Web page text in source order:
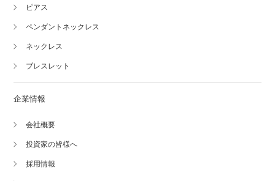
ピアス
ペンダントネックレス
ネックレス
ブレスレット
企業情報
会社概要
投資家の皆様へ
採用情報